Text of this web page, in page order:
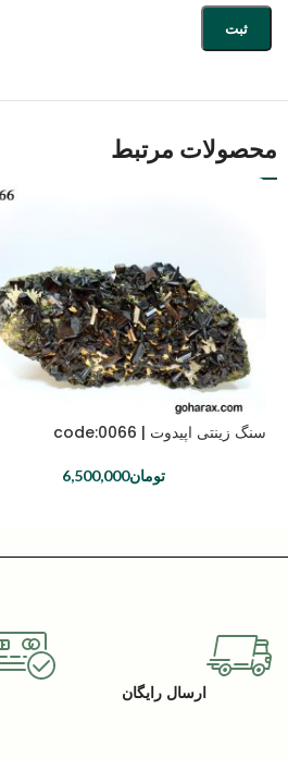
محصولات مرتبط
سنگ زینتی اپیدوت | code:0066
تومان6,500,000
ارسال رایگان